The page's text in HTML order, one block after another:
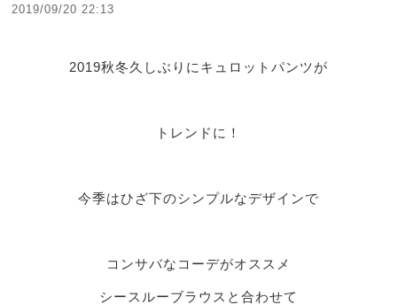
2019/09/20 22:13
2019秋冬久しぶりにキュロットパンツが
トレンドに！
今季はひざ下のシンプルなデザインで
コンサバなコーデがオススメ
シースルーブラウスと合わせて